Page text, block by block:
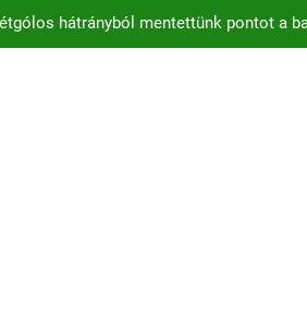
hátrányból mentettünk pontot a
– több mint 200 játékos lépett
nélkül jutottunk tovább a MOL
es szezon – hazai pályán rajtol
– több mint 200 játékos lépett